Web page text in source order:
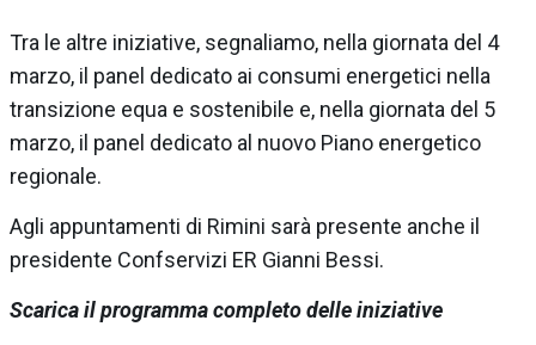
Tra le altre iniziative, segnaliamo, nella giornata del 4
marzo, il panel dedicato ai consumi energetici nella
transizione equa e sostenibile e, nella giornata del 5
marzo, il panel dedicato al nuovo Piano energetico
regionale.
Agli appuntamenti di Rimini sarà presente anche il
presidente Confservizi ER Gianni Bessi.
Scarica il programma completo delle iniziative